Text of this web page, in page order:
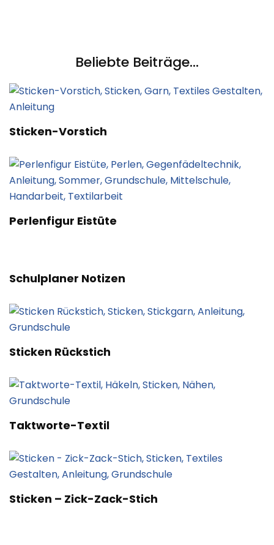
Beliebte Beiträge...
Sticken-Vorstich
Perlenfigur Eistüte
Schulplaner Notizen
Sticken Rückstich
Taktworte-Textil
Sticken – Zick-Zack-Stich